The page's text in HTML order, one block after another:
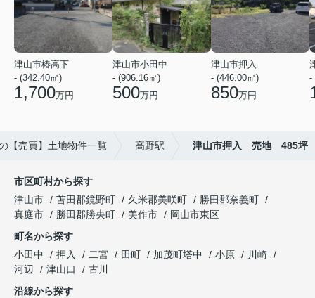
津山市椿高下
- (342.40㎡)
1,700万円
津山市小田中
- (906.16㎡)
500万円
津山市押入
- (446.00㎡)
850万円
-
【売買】土地物件一覧 高野駅 津山市押入 売地 485坪
市区町村から探す
津山市
苫田郡鏡野町 久米郡美咲町
勝田郡奈義町
真庭市
勝田郡勝央町 美作市
岡山市東区
町名から探す
小田中
押入 二宮 田町 加茂町塔中 小原
川崎
河辺
津山口
古川
沿線から探す